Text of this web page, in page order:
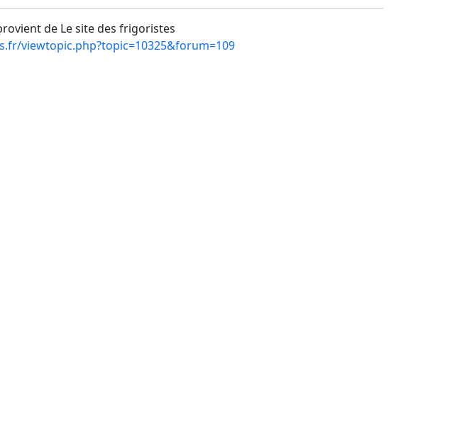
de Le site des frigoristes
viewtopic.php?topic=10325&forum=109